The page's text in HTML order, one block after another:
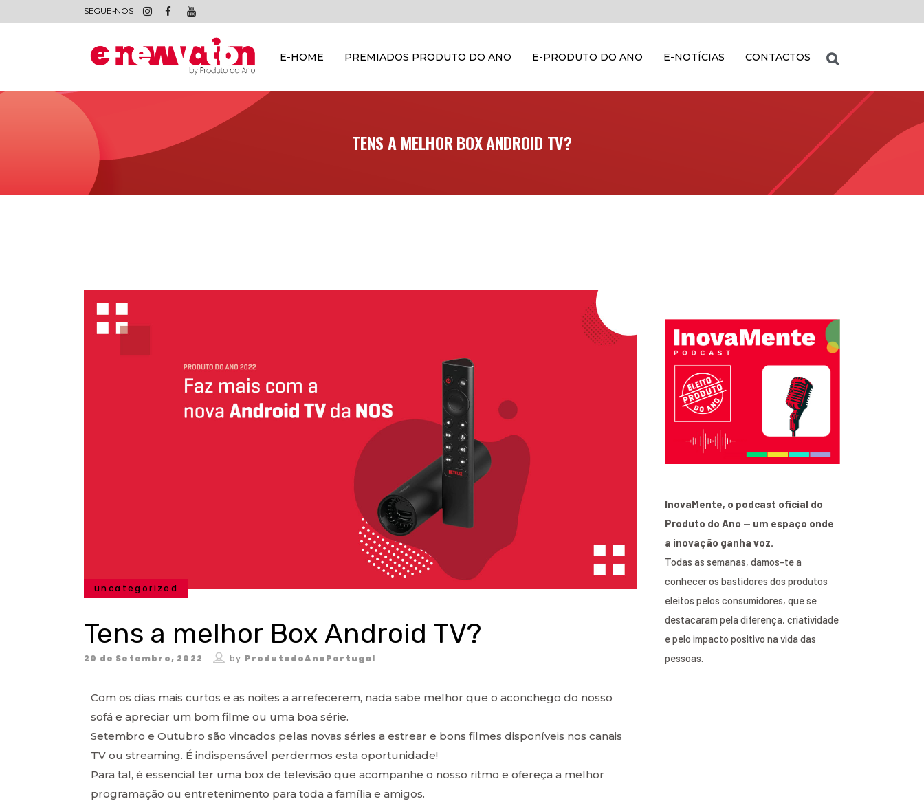
SEGUE-NOS
E-HOME PREMIADOS PRODUTO DO ANO E-PRODUTO DO ANO E-NOTÍCIAS CONTACTOS
TENS A MELHOR BOX ANDROID TV?
uncategorized
Tens a melhor Box Android TV?
20 de Setembro, 2022 by ProdutodoAnoPortugal
Com os dias mais curtos e as noites a arrefecerem, nada sabe melhor que o aconchego do nosso
sofá e apreciar um bom filme ou uma boa série.
Setembro e Outubro são vincados pelas novas séries a estrear e bons filmes disponíveis nos canais
TV ou streaming. É indispensável perdermos esta oportunidade!
Para tal, é essencial ter uma box de televisão que acompanhe o nosso ritmo e ofereça a melhor
programação ou entretenimento para toda a família e amigos.
InovaMente, o podcast oficial do
Produto do Ano — um espaço onde
a inovação ganha voz.
Todas as semanas, damos-te a
conhecer os bastidores dos produtos
eleitos pelos consumidores, que se
destacaram pela diferença, criatividade
e pelo impacto positivo na vida das
pessoas.